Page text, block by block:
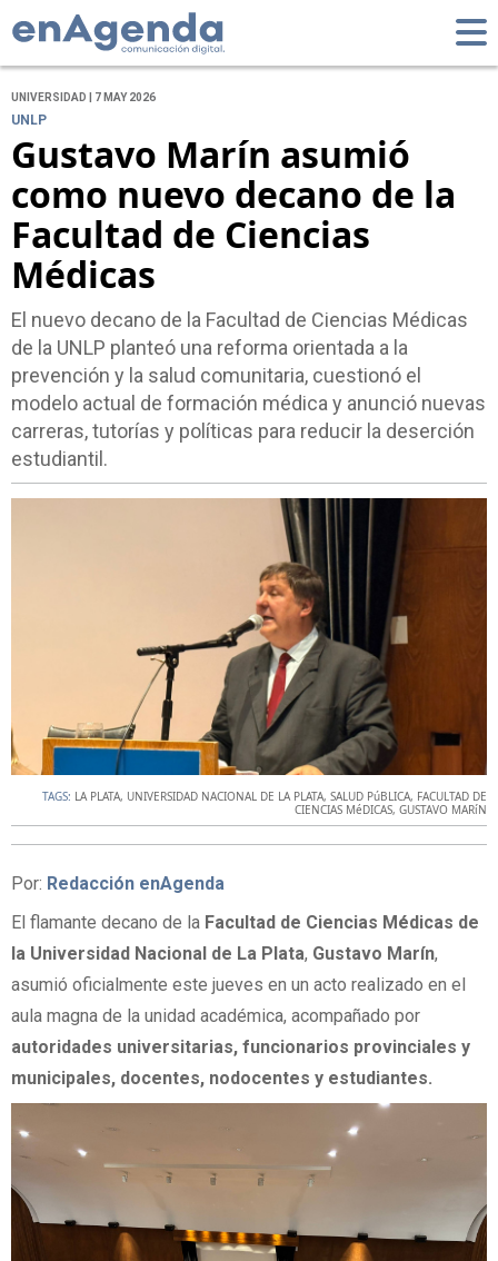
UNIVERSIDAD | 7 MAY 2026
UNLP
Gustavo Marín asumió
como nuevo decano de la
Facultad de Ciencias
Médicas
El nuevo decano de la Facultad de Ciencias Médicas
de la UNLP planteó una reforma orientada a la
prevención y la salud comunitaria, cuestionó el
modelo actual de formación médica y anunció nuevas
carreras, tutorías y políticas para reducir la deserción
estudiantil.
TAGS: LA PLATA, UNIVERSIDAD NACIONAL DE LA PLATA, SALUD PúBLICA, FACULTAD DE
CIENCIAS MéDICAS, GUSTAVO MARíN
Por: Redacción enAgenda
El flamante decano de la Facultad de Ciencias Médicas de
la Universidad Nacional de La Plata, Gustavo Marín,
asumió oficialmente este jueves en un acto realizado en el
aula magna de la unidad académica, acompañado por
autoridades universitarias, funcionarios provinciales y
municipales, docentes, nodocentes y estudiantes.